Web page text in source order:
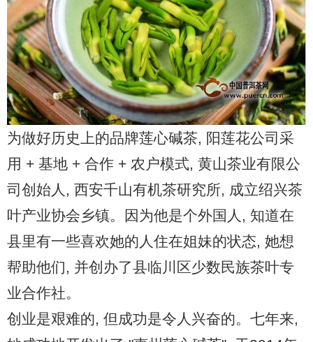
为做好历史上的品牌莲心碱茶, 阳莲花公司采
用 + 基地 + 合作 + 农户模式, 黄山茶业有限公
司创始人, 西安千山有机茶研究所, 成立绍兴茶
叶产业协会乡镇。因为他是个外国人, 知道在
县里有一些喜欢她的人住在姐妹的状态, 她想
帮助他们, 并创办了县临川区少数民族茶叶专
业合作社。
创业是艰难的, 但成功是令人兴奋的。七年来,